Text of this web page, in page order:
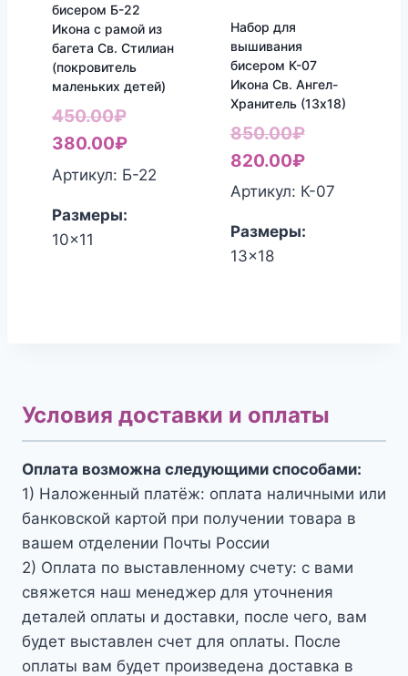
бисером Б-22
Икона с рамой из
багета Св. Стилиан
(покровитель
маленьких детей)
450.00₽Первоначальная
цена
составляла
380.00₽Текущая
цена:
Артикул: Б-22
Размеры:
10x11
Набор для
вышивания
бисером К-07
Икона Св. Ангел-
Хранитель (13х18)
850.00₽
цена
составляла
820.00₽Текущая
цена:
Артикул: К-07
Размеры:
13x18
Условия доставки и оплаты
Оплата возможна следующими способами:
1) Наложенный платёж: оплата наличными или
банковской картой при получении товара в
вашем отделении Почты России
2) Оплата по выставленному счету: с вами
свяжется наш менеджер для уточнения
деталей оплаты и доставки, после чего, вам
будет выставлен счет для оплаты. После
оплаты вам будет произведена доставка в